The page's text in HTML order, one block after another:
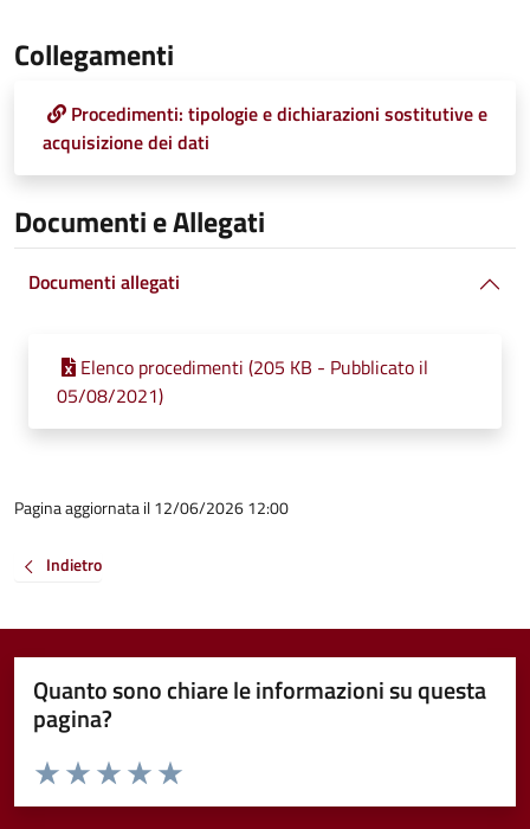
Collegamenti
Procedimenti: tipologie e dichiarazioni sostitutive e
acquisizione dei dati
Documenti e Allegati
Documenti allegati
Elenco procedimenti (205 KB - Pubblicato il
05/08/2021)
Pagina aggiornata il 12/06/2026 12:00
Indietro
Quanto sono chiare le informazioni su questa
pagina?
Valuta da 1 a 5 stelle la pagina
Valuta 5 stelle su 5
Valuta 4 stelle su 5
Valuta 3 stelle su 5
Valuta 2 stelle su 5
Valuta 1 stelle su 5